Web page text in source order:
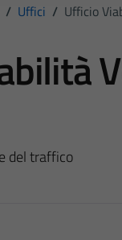
/ Uffici / Ufficio
del traffico